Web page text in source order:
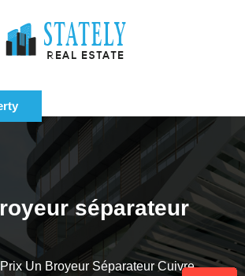
séparateur
Prix Un Broyeur Séparateur Cuivre